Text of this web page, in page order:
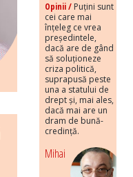
Opinii / Puțini sunt
cei care mai
înțeleg ce vrea
președintele,
dacă are de gând
să soluționeze
criza politică,
suprapusă peste
una a statului de
drept și, mai ales,
dacă mai are un
dram de bună-
credință.
Mihai